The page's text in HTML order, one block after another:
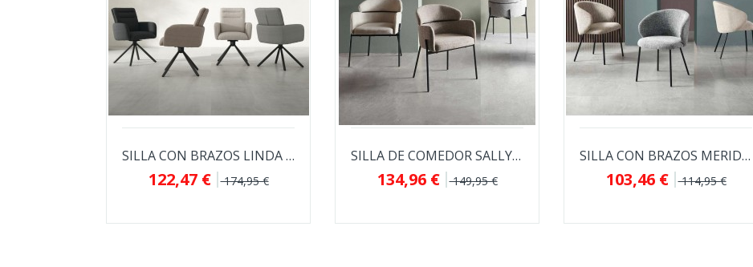
SILLA CON BRAZOS LINDA GIRATORIA
122,47 € 174,95 €
SILLA DE COMEDOR SALLY TAPIZADA EN...
134,96 € 149,95 €
SILLA CON BRAZOS MERIDA SUPERMODERNA
103,46 € 114,95 €